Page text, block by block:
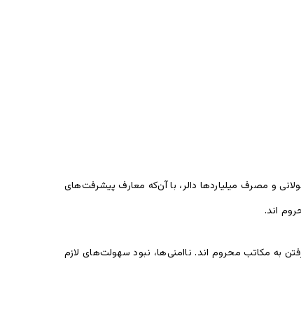
مدت طولانی و مصرف میلیاردها دالر، با آن‌که معارف پیشرفت‌های
اند.
افغانستان ۴۴ درصد (۳.۷ میلیون) کودک واجد شرایط، از رفتن به مکاتب محروم اند. ناامنی‌ها، نبود سهولت‌های لازم